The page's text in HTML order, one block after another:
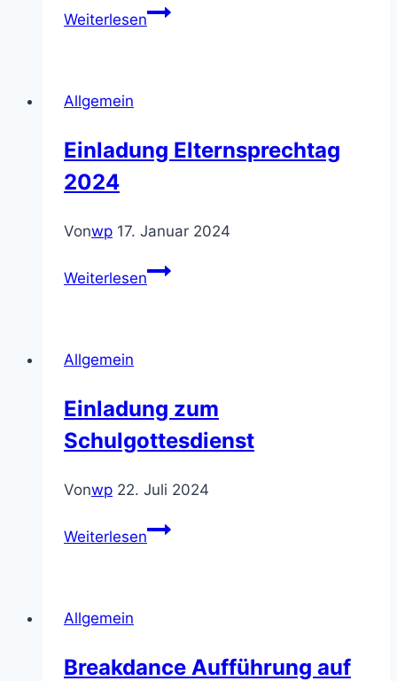
WeiterlesenBerufsberaterin
Allgemein
Einladung Elternsprechtag
2024
Vonwp 17. Januar 2024
WeiterlesenEinladung
Allgemein
Einladung zum
Schulgottesdienst
Vonwp 22. Juli 2024
WeiterlesenEinladung
Allgemein
Breakdance Aufführung auf